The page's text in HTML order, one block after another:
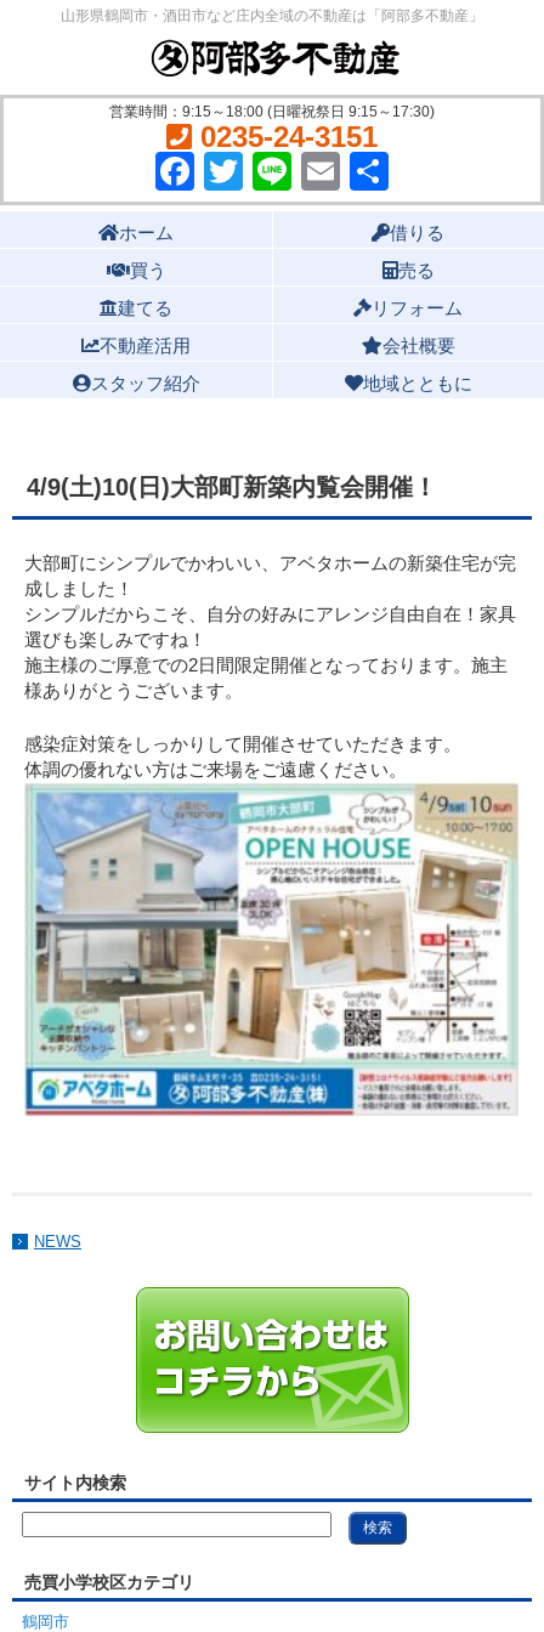
山形県鶴岡市・酒田市など庄内全域の不動産は「阿部多不動産」
営業時間：9:15～18:00 (日曜祝祭日 9:15～17:30)
0235-24-3151
Facebook
Twitter
LineEmail
有
ホーム
借りる
買う
売る
建てる
リフォーム
不動産活用
会社概要
スタッフ紹介
地域とともに
4/9(土)10(日)大部町新築内覧会開催！
大部町にシンプルでかわいい、アベタホームの新築住宅が完
成しました！
シンプルだからこそ、自分の好みにアレンジ自由自在！家具
選びも楽しみですね！
施主様のご厚意での2日間限定開催となっております。施主
様ありがとうございます。
感染症対策をしっかりして開催させていただきます。
体調の優れない方はご来場をご遠慮ください。
NEWS
サイト内検索
売買小学校区カテゴリ
鶴岡市